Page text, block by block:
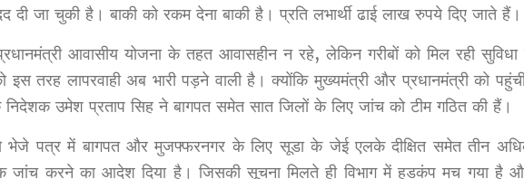
जा चुकी है। बाकी को रकम देना बाकी है। प्रति लभार्थी ढाई लाख रुपये दिए जाते हैं।
आवासीय योजना के तहत आवासहीन न रहे, लेकिन गरीबों को मिल रही
इस तरह लापरवाही अब भारी पड़ने वाली है। क्योंकि मुख्यमंत्री और प्रधानमंत्री को
उमेश प्रताप सिह ने बागपत समेत सात जिलों के लिए जांच को टीम गठित की हैं।
भेजे पत्र में बागपत और मुजफ्फरनगर के लिए सूडा के जेई एलके दीक्षित समेत तीन
करने का आदेश दिया है। जिसकी सूचना मिलते ही विभाग में हडकंप मच गया है और